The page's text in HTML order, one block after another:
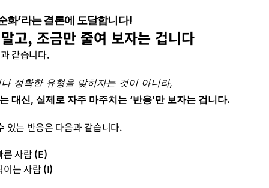
화’라는 결론에 도달합니다!
고, 조금만 줄여 보자는 겁니다
같습니다.
정확한 유형을 맞히자는 것이 아니라,
대신, 실제로 자주 마주치는 ‘반응’만 보자는 겁니다.
있는 반응은 다음과 같습니다.
른 사람
(E)
는 사람 (I)